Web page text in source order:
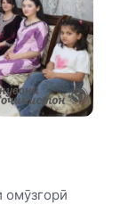
омӯзгорӣ